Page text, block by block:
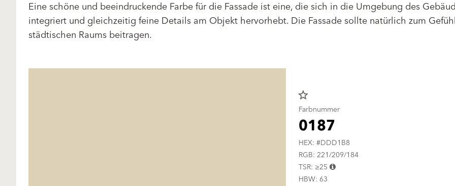
Eine schöne und beeindruckende Farbe für die Fassade ist eine, die sich in die Umgebung des
integriert und gleichzeitig feine Details am Objekt hervorhebt. Die Fassade sollte natürlich zum
städtischen Raums beitragen.
star_border
Farbnummer
0187
HEX: #DDD1B8
RGB: 221/209/184
TSR: ≥25
HBW: 63